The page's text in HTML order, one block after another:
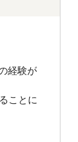
経験が
ことに